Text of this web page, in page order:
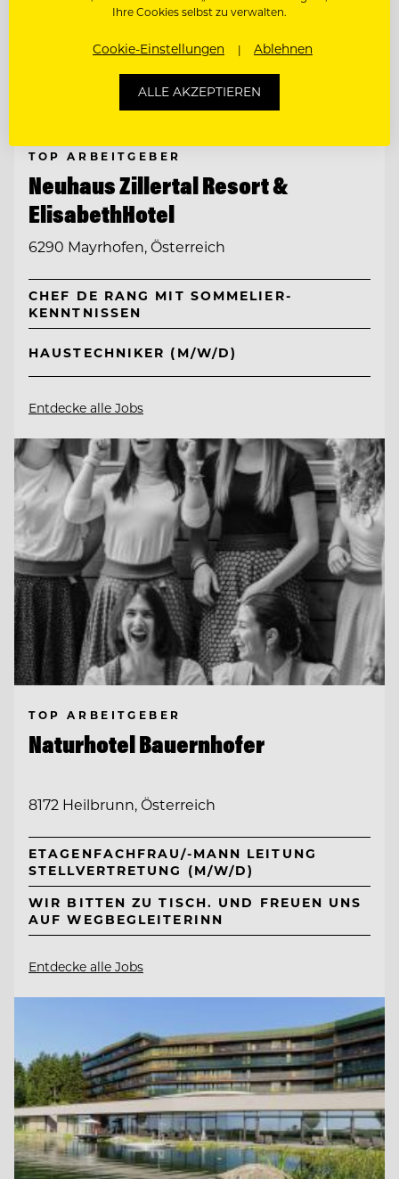
TOP ARBEITGEBER
Neuhaus Zillertal Resort &
ElisabethHotel
6290 Mayrhofen, Österreich
CHEF DE RANG MIT SOMMELIER-
KENNTNISSEN
HAUSTECHNIKER (M/W/D)
Entdecke alle Jobs
TOP ARBEITGEBER
Naturhotel Bauernhofer
8172 Heilbrunn, Österreich
ETAGENFACHFRAU/-MANN LEITUNG
STELLVERTRETUNG (M/W/D)
WIR BITTEN ZU TISCH. UND FREUEN UNS
AUF WEGBEGLEITERINN
Entdecke alle Jobs
Ihre Cookies selbst zu verwalten.
Cookie-Einstellungen Ablehnen
ALLE AKZEPTIEREN